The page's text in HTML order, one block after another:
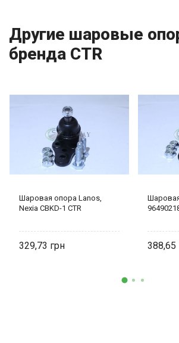
Другие шаровые
бренда CTR
Шаровая опора Lanos,
Nexia CBKD-1 CTR
329,73 388,65